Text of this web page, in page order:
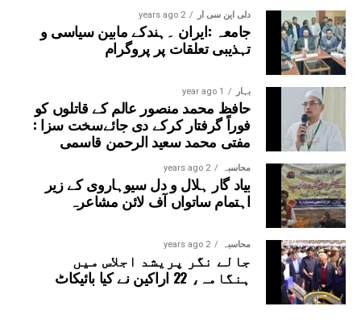
دلی این سی آر 2 years ago
جامعہ :ایران ۔ہندکے مابین سیاسی و
تہذیبی تعلقات پر پروگرام
بہار 1 year ago
حافظ محمد منصور عالم کے قاتلوں کو
فوراً گرفتار کرکے دی جائےسخت سزا :
مفتی محمد سعید الرحمن قاسمی
محاسبہ 2 years ago
بیاد گار ہلال و دل سیوہاروی کے زیر
اہتمام ساتواں آف لائن مشاعرہ
محاسبہ 2 years ago
جالے نگر پریشد اجلاس میں
ہنگامہ، 22 اراکین نے کیا بائیکاٹ